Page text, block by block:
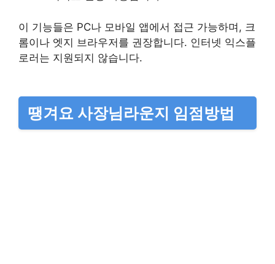
이 기능들은 PC나 모바일 앱에서 접근 가능하며, 크
롬이나 엣지 브라우저를 권장합니다. 인터넷 익스플
로러는 지원되지 않습니다.
땡겨요 사장님라운지 임점방법